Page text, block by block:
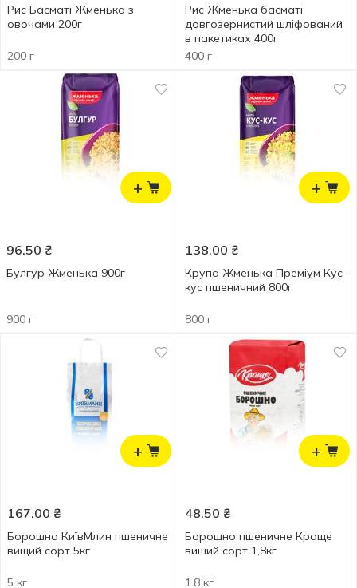
Рис Басматі Жменька з
овочами 200г
200 г
Рис Жменька басматі
довгозернистий шліфований
в пакетиках 400г
400 г
+
96.50 ₴
Булгур Жменька 900г
900 г
+
138.00 ₴
Крупа Жменька Преміум Кус-
кус пшеничний 800г
800 г
+
167.00 ₴
Борошно КиївМлин пшеничне
вищий сорт 5кг
5 кг
+
48.50 ₴
Борошно пшеничне Краще
вищий сорт 1,8кг
1.8 кг